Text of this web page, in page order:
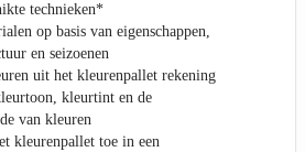
technieken*
op basis van eigenschappen,
en seizoenen
uit het kleurenpallet rekening
kleurtint en de
van kleuren
kleurenpallet toe in een